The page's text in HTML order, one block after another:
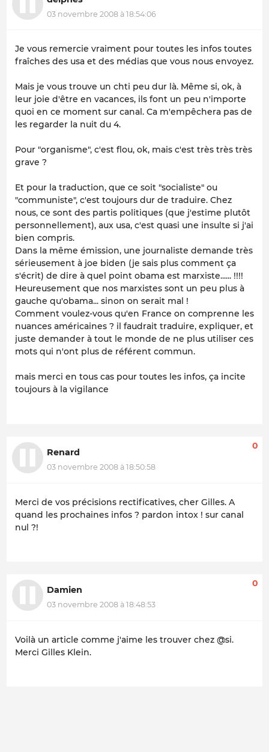
03 novembre 2008 à 18:54:06
Je vous remercie vraiment pour toutes les infos toutes
fraîches des usa et des médias que vous nous envoyez.
Mais je vous trouve un chti peu dur là. Même si, ok, à
leur joie d'être en vacances, ils font un peu n'importe
quoi en ce moment sur canal. Ca m'empêchera pas de
les regarder la nuit du 4.
Pour "organisme", c'est flou, ok, mais c'est très très très
grave ?
Et pour la traduction, que ce soit "socialiste" ou
"communiste", c'est toujours dur de traduire. Chez
nous, ce sont des partis politiques (que j'estime plutôt
personnellement), aux usa, c'est quasi une insulte si j'ai
bien compris.
Dans la même émission, une journaliste demande très
sérieusement à joe biden (je sais plus comment ça
s'écrit) de dire à quel point obama est marxiste...... !!!!
Heureusement que nos marxistes sont un peu plus à
gauche qu'obama... sinon on serait mal !
Comment voulez-vous qu'en France on comprenne les
nuances américaines ? il faudrait traduire, expliquer, et
juste demander à tout le monde de ne plus utiliser ces
mots qui n'ont plus de référent commun.
mais merci en tous cas pour toutes les infos, ça incite
toujours à la vigilance
Renard
03 novembre 2008 à 18:50:58
0
Merci de vos précisions rectificatives, cher Gilles. A
quand les prochaines infos ? pardon intox ! sur canal
nul ?!
Damien
03 novembre 2008 à 18:48:53
0
Voilà un article comme j'aime les trouver chez @si.
Merci Gilles Klein.